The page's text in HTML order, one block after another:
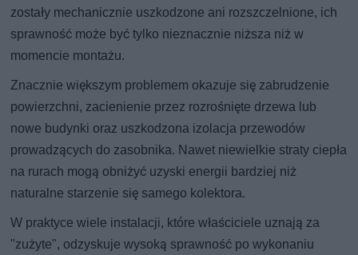
zostały mechanicznie uszkodzone ani rozszczelnione, ich
sprawność może być tylko nieznacznie niższa niż w
momencie montażu.
Znacznie większym problemem okazuje się zabrudzenie
powierzchni, zacienienie przez rozrośnięte drzewa lub
nowe budynki oraz uszkodzona izolacja przewodów
prowadzących do zasobnika. Nawet niewielkie straty ciepła
na rurach mogą obniżyć uzyski energii bardziej niż
naturalne starzenie się samego kolektora.
W praktyce wiele instalacji, które właściciele uznają za
"zużyte", odzyskuje wysoką sprawność po wykonaniu